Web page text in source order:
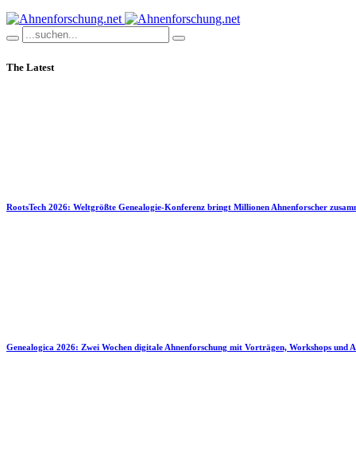
The Latest
RootsTech 2026: Weltgrößte Genealogie-Konferenz bringt Millionen Ahnenforscher
Genealogica 2026: Zwei Wochen digitale Ahnenforschung mit Vorträgen, Workshops und